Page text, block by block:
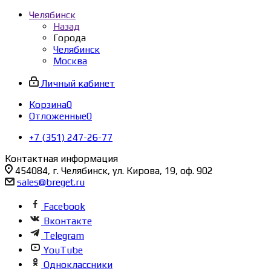
Челябинск
Назад
Города
Челябинск
Москва
Личный кабинет
Корзина0
Отложенные0
+7 (351) 247-26-77
Контактная информация
454084, г. Челябинск, ул. Кирова, 19, оф. 902
sales@breget.ru
Facebook
Вконтакте
Telegram
YouTube
Одноклассники